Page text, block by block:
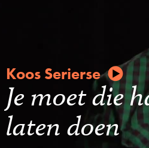
Koos Serierse
Je moet die
laten doen